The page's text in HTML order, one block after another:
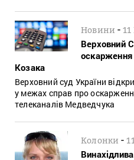
Новини -11
Верховний
оскарження
Козака
Верховний суд України
у межах справ про
телеканалів Медведчука
Колонки -